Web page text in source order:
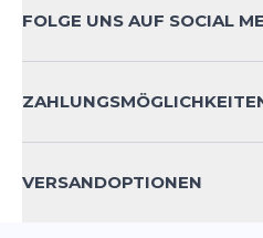
KONTAKT
PRODUKTSICHERHEIT
FOLGE UNS AUF SOCIAL
VERSANDOPTIONEN